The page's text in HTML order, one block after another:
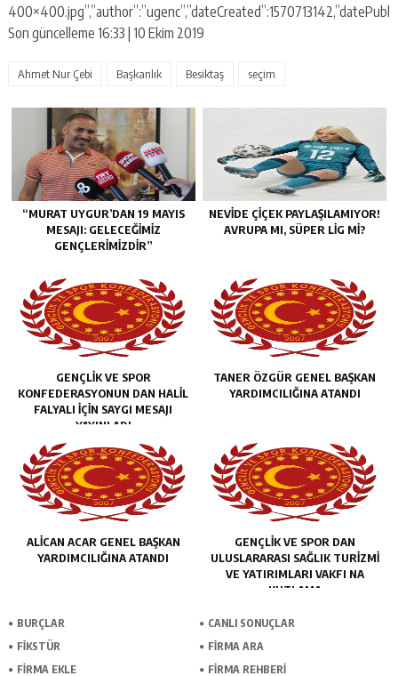
Son güncelleme 16:33 | 10 Ekim 2019
Ahmet Nur Çebi Başkanlık Besiktaş seçim
“MURAT UYGUR’DAN 19 MAYIS
MESAJI: GELECEĞIMIZ
GENÇLERIMIZDIR”
NEVIDE ÇIÇEK PAYLAŞILAMIYOR!
AVRUPA MI, SÜPER LIG MI?
GENÇLİK VE SPOR
KONFEDERASYONUN DAN HALİL
FALYALI İÇİN SAYGI MESAJI
YAYINLADI
TANER ÖZGÜR GENEL BAŞKAN
YARDIMCILIĞINA ATANDI
ALİCAN ACAR GENEL BAŞKAN
YARDIMCILIĞINA ATANDI
GENÇLİK VE SPOR DAN
ULUSLARARASI SAĞLIK TURİZMİ
VE YATIRIMLARI VAKFI NA
KUTLAMA
BURÇLAR
CANLI SONUÇLAR
FİKSTÜR
FİRMA ARA
FİRMA EKLE
FİRMA REHBERİ